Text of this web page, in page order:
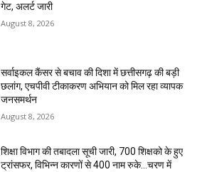
गेट, अलर्ट जारी
August 8, 2026
सर्वाइकल कैंसर से बचाव की दिशा में छत्तीसगढ़ की बड़ी
छलांग, एचपीवी टीकाकरण अभियान को मिल रहा व्यापक
जनसमर्थन
August 8, 2026
शिक्षा विभाग की तबादला सूची जारी, 700 शिक्षको के हुए
ट्रांसफर, विभिन्न कारणों से 400 नाम रुके…चरण में